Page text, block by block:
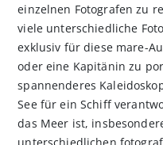
einzelnen Fotografen zu
viele unterschiedliche
exklusiv für diese mare-
oder eine Kapitänin zu
spannenderes
See für ein Schiff
das Meer ist,